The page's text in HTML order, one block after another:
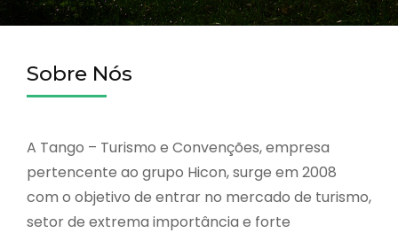
Sobre Nós
A Tango – Turismo e Convenções, empresa
pertencente ao grupo Hicon, surge em 2008
com o objetivo de entrar no mercado de turismo,
setor de extrema importância e forte